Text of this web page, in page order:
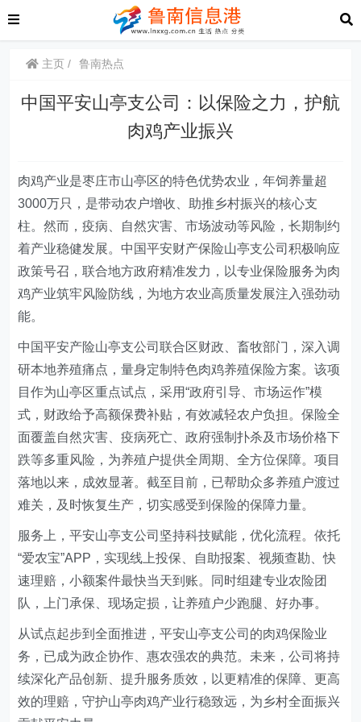
主页 鲁南热点
中国平安山亭支公司：以保险之力，护航
肉鸡产业振兴
肉鸡产业是枣庄市山亭区的特色优势农业，年饲养量超
3000万只，是带动农户增收、助推乡村振兴的核心支
柱。然而，疫病、自然灾害、市场波动等风险，长期制约
着产业稳健发展。中国平安财产保险山亭支公司积极响应
政策号召，联合地方政府精准发力，以专业保险服务为肉
鸡产业筑牢风险防线，为地方农业高质量发展注入强劲动
能。
中国平安产险山亭支公司联合区财政、畜牧部门，深入调
研本地养殖痛点，量身定制特色肉鸡养殖保险方案。该项
目作为山亭区重点试点，采用“政府引导、市场运作”模
式，财政给予高额保费补贴，有效减轻农户负担。保险全
面覆盖自然灾害、疫病死亡、政府强制扑杀及市场价格下
跌等多重风险，为养殖户提供全周期、全方位保障。项目
落地以来，成效显著。截至目前，已帮助众多养殖户渡过
难关，及时恢复生产，切实感受到保险的保障力量。
服务上，平安山亭支公司坚持科技赋能，优化流程。依托
“爱农宝”APP，实现线上投保、自助报案、视频查勘、快
速理赔，小额案件最快当天到账。同时组建专业农险团
队，上门承保、现场定损，让养殖户少跑腿、好办事。
从试点起步到全面推进，平安山亭支公司的肉鸡保险业
务，已成为政企协作、惠农强农的典范。未来，公司将持
续深化产品创新、提升服务质效，以更精准的保障、更高
效的理赔，守护山亭肉鸡产业行稳致远，为乡村全面振兴